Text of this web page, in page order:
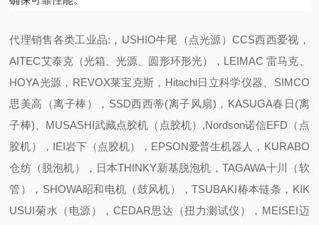
代理销售各类工业品:，USHIO牛尾（点光源）CCS西西爱视，
AITEC艾泰克（光箱、光源、圆形环形光），LEIMAC 雷马克、
HOYA光源，REVOX莱宝克斯，Hitachi日立科学仪器、SIMCO
思美高（离子棒），SSD西西蒂(离子风扇)，KASUGA春日(离
子棒)、MUSASHI武藏点胶机（点胶机）,Nordson诺信EFD（点
胶机），IEI岩下（点胶机），EPSON爱普生机器人，KURABO
仓纺（脱泡机），日本THINKY新基脱泡机，TAGAWA十川（软
管），SHOWA昭和电机（鼓风机），TSUBAKI椿本链条，KIK
USUI菊水（电源），CEDAR思达（扭力测试仪），MEISEI迈